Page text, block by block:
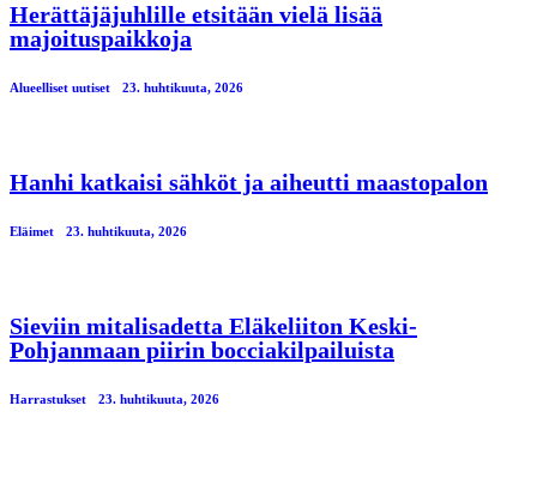
Herättäjäjuhlille etsitään vielä lisää
majoituspaikkoja
Alueelliset uutiset 23. huhtikuuta, 2026
Hanhi katkaisi sähköt ja aiheutti maastopalon
Eläimet 23. huhtikuuta, 2026
Sieviin mitalisadetta Eläkeliiton Keski-
Pohjanmaan piirin bocciakilpailuista
Harrastukset 23. huhtikuuta, 2026